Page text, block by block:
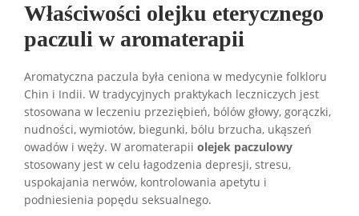
Właściwości olejku eterycznego
paczuli w aromaterapii
Aromatyczna paczula była ceniona w medycynie folkloru
Chin i Indii. W tradycyjnych praktykach leczniczych jest
stosowana w leczeniu przeziębień, bólów głowy, gorączki,
nudności, wymiotów, biegunki, bólu brzucha, ukąszeń
owadów i węży. W aromaterapii olejek paczulowy
stosowany jest w celu łagodzenia depresji, stresu,
uspokajania nerwów, kontrolowania apetytu i
podniesienia popędu seksualnego.